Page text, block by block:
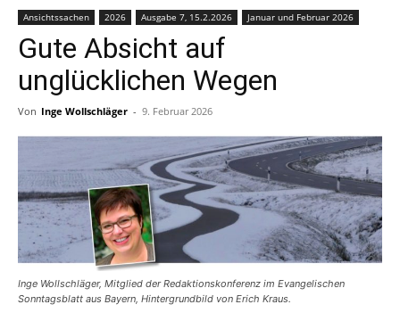
Sonntagsblatt
Ansichtssachen 2026 Ausgabe 7, 15.2.2026 Januar und Februar 2026
Gute Absicht auf
unglücklichen Wegen
Von Inge Wollschläger - 9. Februar 2026
Inge Wollschläger, Mitglied der Redaktionskonferenz im Evangelischen
Sonntagsblatt aus Bayern, Hintergrundbild von Erich Kraus.